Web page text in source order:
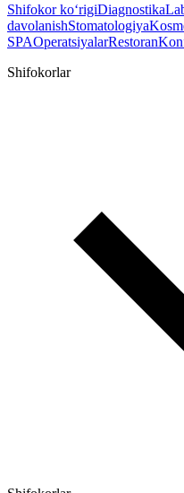
Shifokor ko‘rigiDiagnostika
davolanishStomatologiya
SPAOperatsiyalarRestoran
Shifokorlar